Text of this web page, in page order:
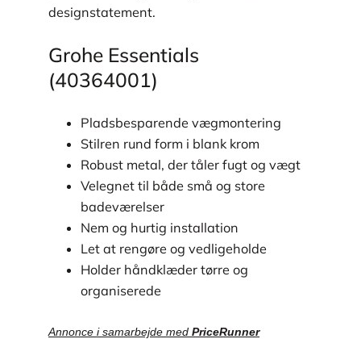
designstatement.
Grohe Essentials
(40364001)
Pladsbesparende vægmontering
Stilren rund form i blank krom
Robust metal, der tåler fugt og vægt
Velegnet til både små og store
badeværelser
Nem og hurtig installation
Let at rengøre og vedligeholde
Holder håndklæder tørre og
organiserede
Annonce i samarbejde med PriceRunner